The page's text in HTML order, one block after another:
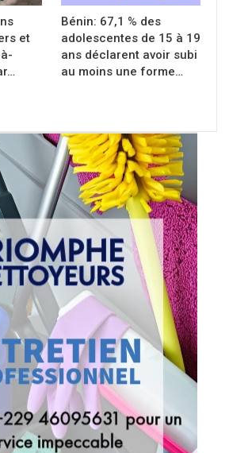
et
Bénin: 67,1 % des
adolescentes de 15 à 19
ans déclarent avoir subi
au moins une forme…